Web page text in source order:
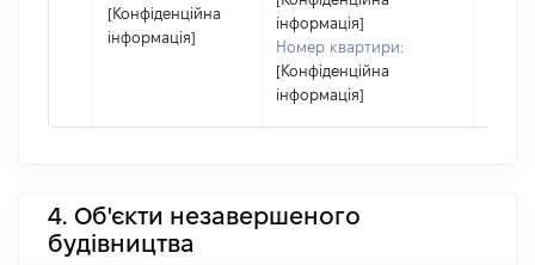
[Конфіденційна
інформація]
інформація]
Номер квартири:
[Конфіденційна
інформація]
4. Об'єкти незавершеного
будівництва